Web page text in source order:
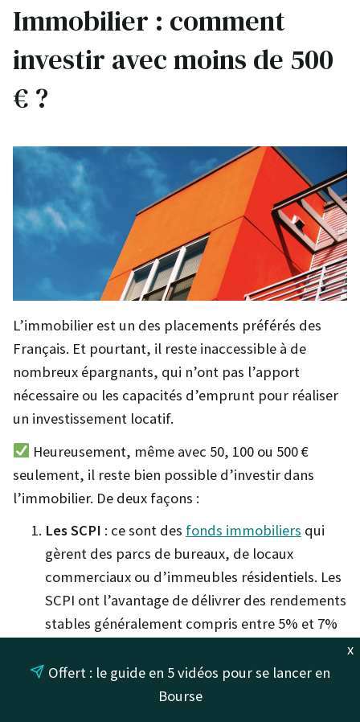
Immobilier : comment
investir avec moins de 500
€ ?
L’immobilier est un des placements préférés des
Français. Et pourtant, il reste inaccessible à de
nombreux épargnants, qui n’ont pas l’apport
nécessaire ou les capacités d’emprunt pour réaliser
un investissement locatif.
Heureusement, même avec 50, 100 ou 500 €
seulement, il reste bien possible d’investir dans
l’immobilier. De deux façons :
Les SCPI : ce sont des fonds immobiliers qui
gèrent des parcs de bureaux, de locaux
commerciaux ou d’immeubles résidentiels. Les
SCPI ont l’avantage de délivrer des rendements
stables généralement compris entre 5% et 7%
Le crowdfunding immobilier: certaines
plateformes de financement participatif sont
x
Offert : le guide en 5 vidéos pour se lancer en
Bourse